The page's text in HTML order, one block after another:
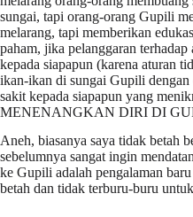
sungai, tapi orang-orang Gupili
melarang, tapi memberikan
paham, jika pelanggaran
kepada siapapun (karena aturan
ikan-ikan di sungai Gupili
sakit kepada siapapun yang
MENENANGKAN DIRI DI
Aneh, biasanya saya tidak betah
sebelumnya sangat ingin
ke Gupili adalah pengalaman
betah dan tidak terburu-buru